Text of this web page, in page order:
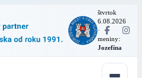
štvrtok
6.08.2026
·
meniny:
Jozefína